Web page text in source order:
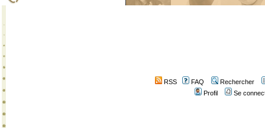
RSS FAQ
Rechercher
Profil
Se